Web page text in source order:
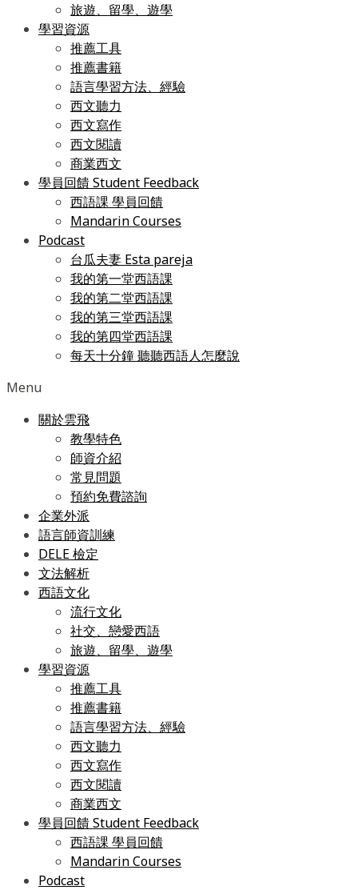
旅遊、留學、遊學
學習資源
推薦工具
推薦書籍
語言學習方法、經驗
西文聽力
西文寫作
西文閱讀
商業西文
學員回饋 Student Feedback
西語課 學員回饋
Mandarin Courses
Podcast
台瓜夫妻 Esta pareja
我的第一堂西語課
我的第二堂西語課
我的第三堂西語課
我的第四堂西語課
每天十分鐘 聽聽西語人怎麼說
Menu
關於雲飛
教學特色
師資介紹
常見問題
預約免費諮詢
企業外派
語言師資訓練
DELE 檢定
文法解析
西語文化
流行文化
社交、戀愛西語
旅遊、留學、遊學
學習資源
推薦工具
推薦書籍
語言學習方法、經驗
西文聽力
西文寫作
西文閱讀
商業西文
學員回饋 Student Feedback
西語課 學員回饋
Mandarin Courses
Podcast